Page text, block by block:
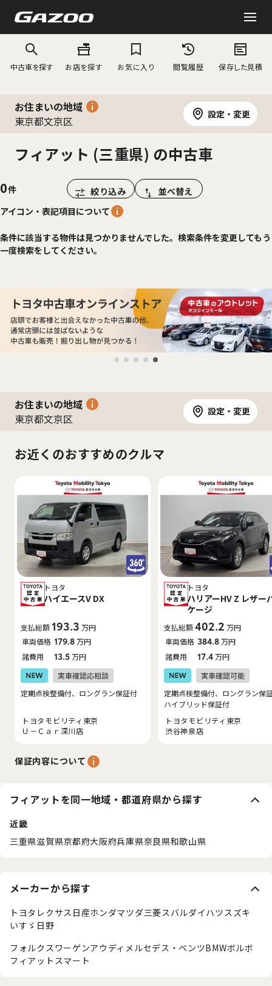
中古車を探す お店を探す お気に入り 閲覧履歴 保存した見積
お住まいの地域
東京都文京区
設定・変更
フィアット (三重県) の中古車
0 絞り込み
並べ替え
アイコン・表記項目について
条件に該当する物件は見つかりませんでした。検索条件を変更してもう
一度検索をしてください。
お住まいの地域
東京都文京区
設定・変更
お近くのおすすめのクルマ
トヨタ
ハイエースV DX
支払総額 193.3 万円
車両価格 179.8万円
諸費用
13.5万円
定期点検整備付、ロングラン保証付
トヨタモビリティ東京
Ｕ－Ｃａｒ深川店
トヨタ
ハリアーHV Z レザー
ケージ
支払総額402.2 万円
車両価格 384.8万円
諸費用
17.4万円
定期点検整備付、ロングラン保
ハイブリッド保証付
トヨタモビリティ東京
渋谷神泉店
保証内容について
フィアットを同一地域・都道府県から探す
近畿
三重県滋賀県京都府大阪府兵庫県奈良県和歌山県
メーカーから探す
トヨタ レクサス 日産ホンダマツダ三菱スバルダイハツ スズキ
いすゞ 日野
フォルクスワーゲンアウディ メルセデス・ベンツBMWボルボ
フィアット スマート